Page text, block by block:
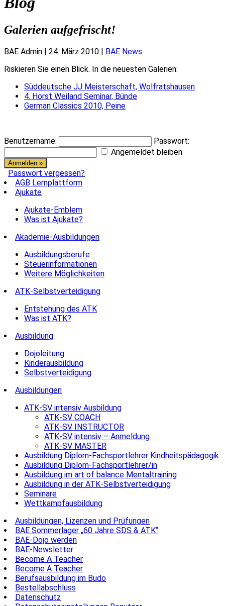
Galerien aufgefrischt!
BAE Admin | 24. März 2010 | BAE News
Riskieren Sie einen Blick. In die neuesten Galerien:
Süddeutsche JJ Meisterschaft, Wolfratshausen
4. Horst Weiland Seminar, Bünde
German Classics 2010, Peine
Benutzername:
Passwort:
Angemeldet bleiben
Passwort vergessen?
AGB Lernplattform
Ajukate
Ajukate-Emblem
Was ist Ajukate?
Akademie-Ausbildungen
Ausbildungsberufe
Steuerinformationen
Weitere Möglichkeiten
ATK-Selbstverteidigung
Entstehung des ATK
Was ist ATK?
Ausbildung
Dojoleitung
Kinderausbildung
Selbstverteidigung
Ausbildungen
ATK-SV intensiv Ausbildung
ATK-SV COACH
ATK-SV INSTRUCTOR
ATK-SV intensiv – Anmeldung
ATK-SV MASTER
Ausbildung Diplom-Fachsportlehrer Kindheitspädagogik
Ausbildung Diplom-Fachsportlehrer/in
Ausbildung im art of balance Mentaltraining
Ausbildung in der ATK-Selbstverteidigung
Seminare
Wettkampfausbildung
Ausbildungen, Lizenzen und Prüfungen
BAE Sommerlager „60 Jahre SDS & ATK“
BAE-Dojo werden
BAE-Newsletter
Become A Teacher
Become A Teacher
Berufsausbildung im Budo
Bestellabschluss
Datenschutz